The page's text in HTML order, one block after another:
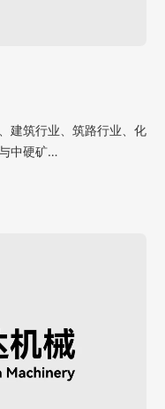
建筑行业、筑路行业、化
中硬矿…